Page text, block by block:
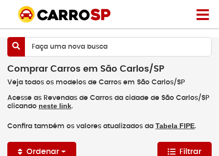
Faça uma nova busca
Comprar Carros em São Carlos/SP
Veja todos os modelos de Carros em São Carlos/SP
Acesse as Revendas de Carros da cidade de São Carlos/SP
clicando neste link.
Confira também os valores atualizados da Tabela FIPE.
Ordenar Filtrar